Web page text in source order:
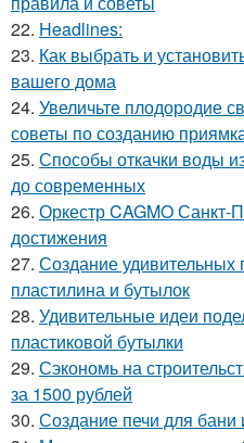
22. Headlines:
23. Как выбрать и
вашего дома
24. Увеличьте плодородие
советы по созданию
25. Способы откачки воды
до современных
26. Оркестр CAGMO Санкт-
достижения
27. Создание удивительных
пластилина и бутылок
28. Удивительные идеи
пластиковой бутылки
29. Сэкономь на
за 1500 рублей
30. Создание печи для